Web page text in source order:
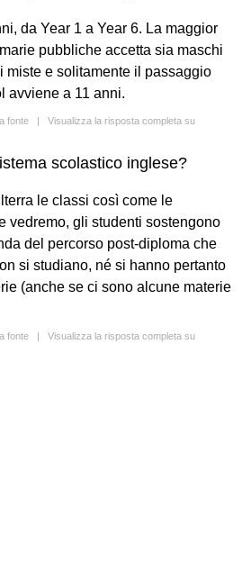
da Year 1 a Year 6. La maggior
pubbliche accetta sia maschi
miste e solitamente il passaggio
avviene a 11 anni.
fonte | Visualizza la risposta completa su
scolastico inglese?
le classi così come le
vedremo, gli studenti sostengono
del percorso post-diploma che
si studiano, né si hanno pertanto
(anche se ci sono alcune materie
fonte | Visualizza la risposta completa su